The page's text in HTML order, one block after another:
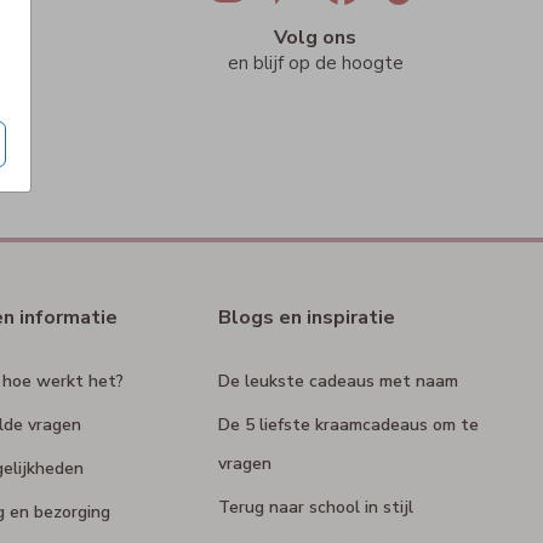
Volg ons
en blijf op de hoogte
informatie
werkt het?
vragen
en bezorging
Blogs en inspiratie
De leukste cadeaus met naam
De 5 liefste kraamcadeaus om te
vragen
Terug naar school in stijl